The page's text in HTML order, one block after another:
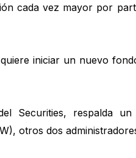
cada vez mayor por
iniciar un nuevo
Securities, respalda
otros dos